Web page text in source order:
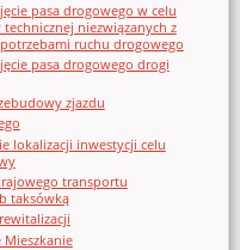
pasa drogowego w celu
niezwiązanych z
ruchu drogowego
pasa drogowego drogi
zjazdu
lokalizacji inwestycji celu
transportu
taksówką
Mieszkanie